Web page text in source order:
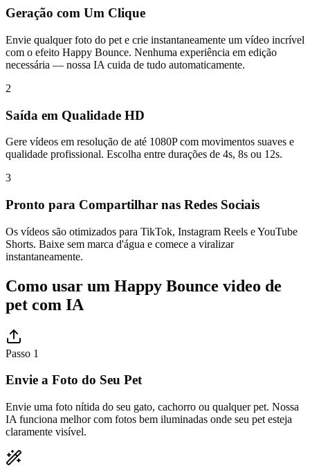
Geração com Um Clique
Envie qualquer foto do pet e crie instantaneamente um vídeo incrível
com o efeito Happy Bounce. Nenhuma experiência em edição
necessária — nossa IA cuida de tudo automaticamente.
2
Saída em Qualidade HD
Gere vídeos em resolução de até 1080P com movimentos suaves e
qualidade profissional. Escolha entre durações de 4s, 8s ou 12s.
3
Pronto para Compartilhar nas Redes Sociais
Os vídeos são otimizados para TikTok, Instagram Reels e YouTube
Shorts. Baixe sem marca d'água e comece a viralizar
instantaneamente.
Como usar um Happy Bounce video de
pet com IA
Passo 1
Envie a Foto do Seu Pet
Envie uma foto nítida do seu gato, cachorro ou qualquer pet. Nossa
IA funciona melhor com fotos bem iluminadas onde seu pet esteja
claramente visível.